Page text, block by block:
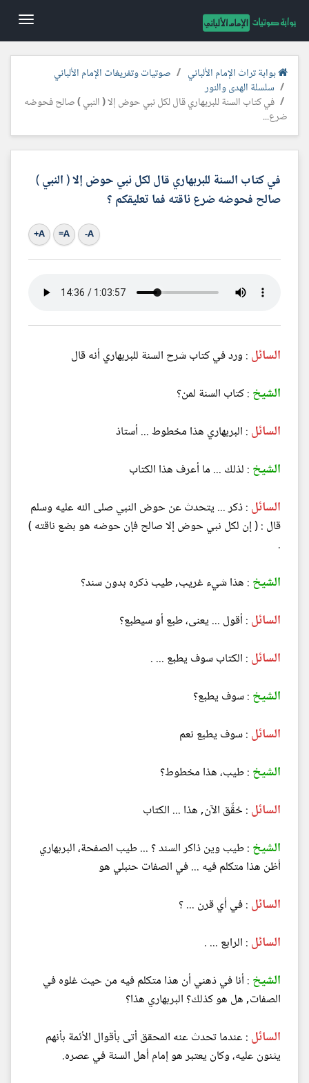
بوابة تراث الإمام الألباني
صوتيات وتفريغات الإمام الألباني
سلسلة الهدى والنور
في كتاب السنة للبربهاري قال لكل نبي حوض إلا ( النبي ) صالح فحوضه
ضرع...
في كتاب السنة للبربهاري قال لكل نبي حوض إلا ( النبي )
صالح فحوضه ضرع ناقته فما تعليقكم ؟
A-
A=
A+
السائل : ورد في كتاب شرح السنة للبربهاري أنه قال
الشيخ : كتاب السنة لمن؟
السائل : البربهاري هذا مخطوط ... أستاذ
الشيخ : لذلك ... ما أعرف هذا الكتاب
السائل : ذكر ... يتحدث عن حوض النبي صلى الله عليه وسلم
قال : ( إن لكل نبي حوض إلا صالح فإن حوضه هو بضع ناقته )
.
الشيخ : هذا شيء غريب, طيب ذكره بدون سند؟
السائل : أقول ... يعنى، طبع أو سيطبع؟
السائل : الكتاب سوف يطبع ... .
الشيخ : سوف يطبع؟
السائل : سوف يطبع نعم
الشيخ : طيب، هذا مخطوط؟
السائل : حُقِّق الآن, هذا ... الكتاب
الشيخ : طيب وين ذاكر السند ؟ ... طيب الصفحة، البربهاري
أظن هذا متكلم فيه ... في الصفات حنبلي هو
السائل : في أي قرن ... ؟
السائل : الرابع ... .
الشيخ : أنا في ذهني أن هذا متكلم فيه من حيث غلوه في
الصفات, هل هو كذلك؟ البربهاري هذا؟
السائل : عندما تحدث عنه المحقق أتى بأقوال الأئمة بأنهم
يثنون عليه، وكان يعتبر هو إمام أهل السنة في عصره.